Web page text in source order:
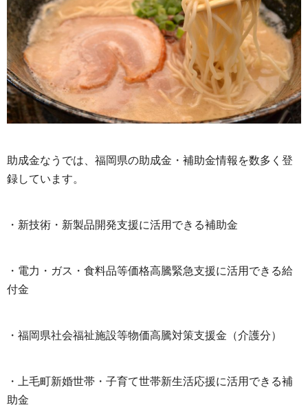
助成金なうでは、福岡県の助成金・補助金情報を数多く登
録しています。
・新技術・新製品開発支援に活用できる補助金
・電力・ガス・食料品等価格高騰緊急支援に活用できる給
付金
・福岡県社会福祉施設等物価高騰対策支援金（介護分）
・上毛町新婚世帯・子育て世帯新生活応援に活用できる補
助金